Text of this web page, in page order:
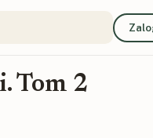
Tom 2